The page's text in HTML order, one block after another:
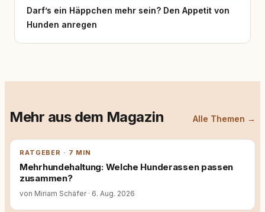
Darf’s ein Häppchen mehr sein? Den Appetit von
Hunden anregen
Mehr aus dem Magazin Alle Themen →
RATGEBER · 7 MIN
Mehrhundehaltung: Welche Hunderassen passen
zusammen?
von Miriam Schäfer · 6. Aug. 2026